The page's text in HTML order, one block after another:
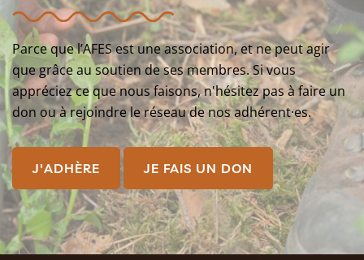
Parce que l’AFES est une association, et ne peut agir
que grâce au soutien de ses membres. Si vous
appréciez ce que nous faisons, n'hésitez pas à faire un
don ou à rejoindre le réseau de nos adhérent·es.
J'ADHÈRE JE FAIS UN DON